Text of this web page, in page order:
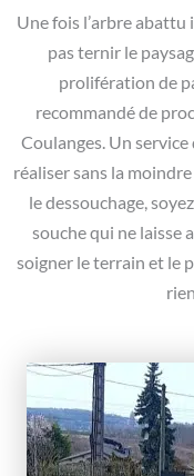
Une fois l’arbre abattu
pas ternir le
prolifération de
recommandé de
Coulanges. Un
réaliser sans la
le dessouchage,
souche qui ne laisse
soigner le terrain et le